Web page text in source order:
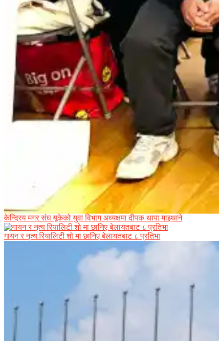
केन्द्रिय मगर संघ यूकेको युवा विभाग अध्यक्षमा दीपक थापा माइथाने
गायन र नृत्य रियालिटी शो मा छानिए बेलायतबाट ८ प्रतिभा